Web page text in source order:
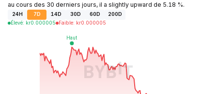
au cours des 30 derniers jours, il a slightly upward de 5.18 %.
24H 7D 14D 30D 60D
200D
Élevé: kr0.000005 Faible: kr0.000005